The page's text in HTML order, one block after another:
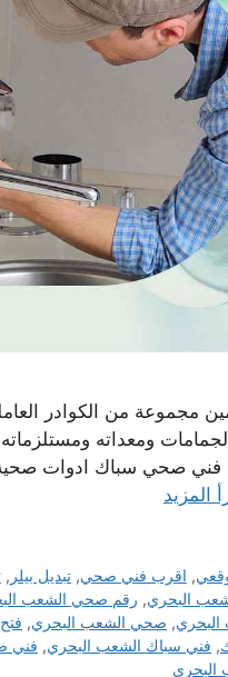
مجموعة من الكوادر
ومعداته
صحي سباك ادوات
المزيد
, اقرب فني صحي,تبديل بيلر ,
البحري, رقم صحي الشعب
, صحي الشعب البحري,
, فني سباك الشعب البحري, فني